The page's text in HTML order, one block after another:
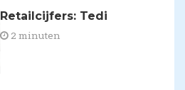
Retailcijfers: Tedi
2 minuten